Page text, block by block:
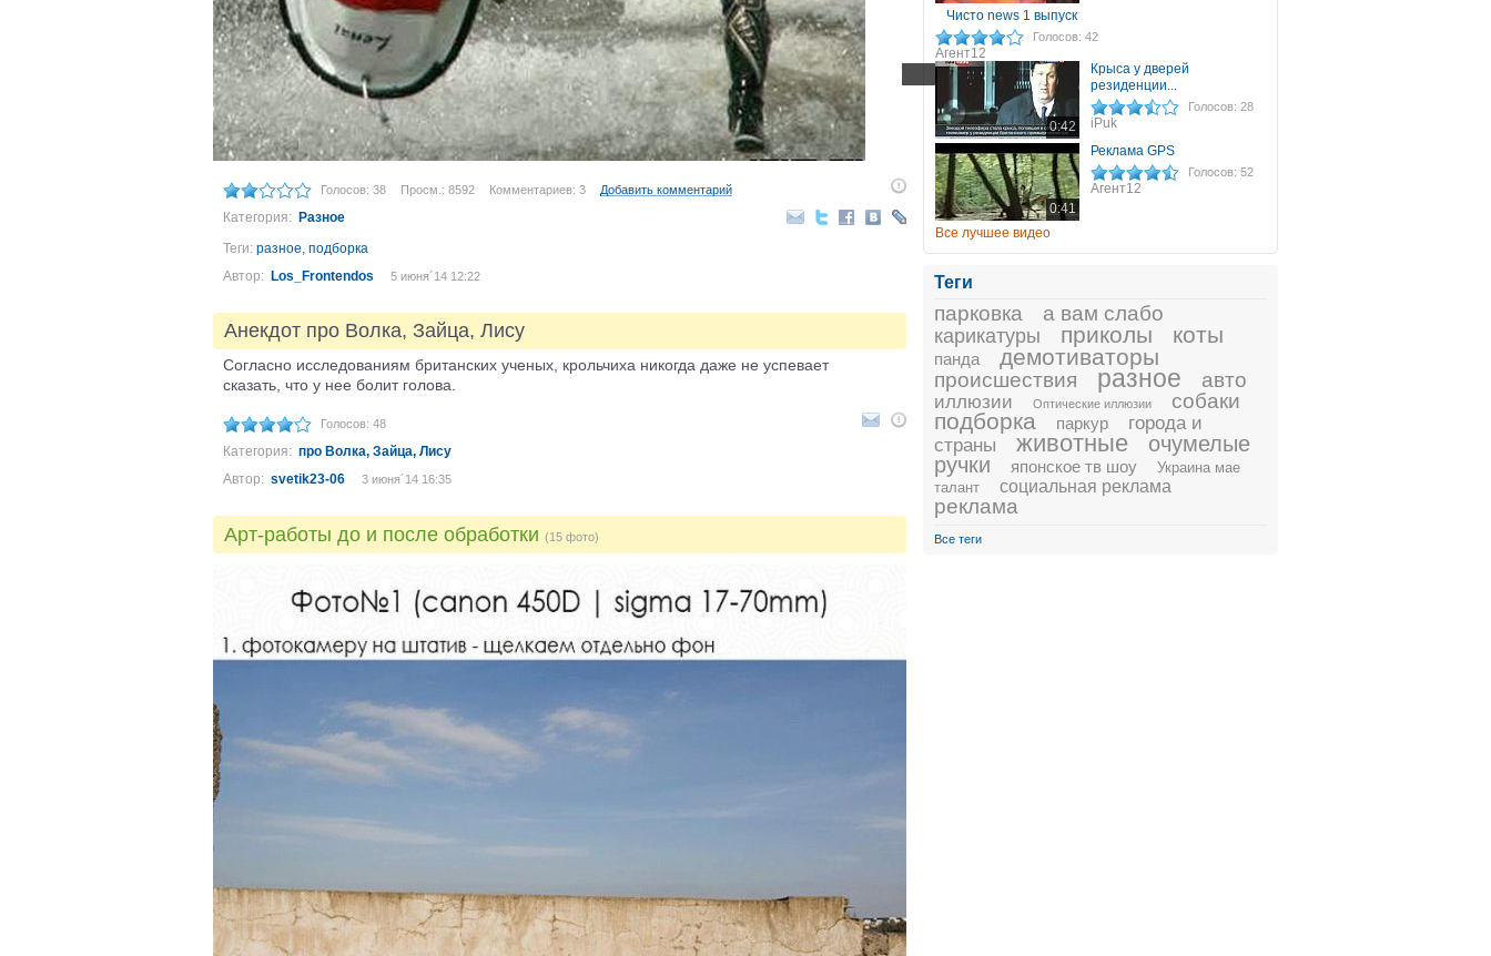
Голосов: 38 Просм.: 8592 Комментариев: 3 Добавить комментарий
Категория: Разное
Теги: разное, подборка
Автор: Los_Frontendos 5 июня´14 12:22
Анекдот про Волка, Зайца, Лису
Согласно исследованиям британских ученых, крольчиха никогда даже не успевает
сказать, что у нее болит голова.
Голосов: 48
Категория: про Волка, Зайца, Лису
Автор: svetik23-06 3 июня´14 16:35
Арт-работы до и после обработки (15 фото)
Чисто news 1 выпуск
Голосов: 42
Агент12
0:42
Крыса у дверей
резиденции...
Голосов: 28
iPuk
0:41
Реклама GPS
Голосов: 52
Агент12
Все лучшее видео
Теги
парковка а вам слабо
карикатуры приколы коты
панда демотиваторы
происшествия разное авто
иллюзии Оптические иллюзии собаки
подборка паркур
города и
страны
животные
очумелые
ручки
японское тв шоу
Украина мае
талант
социальная реклама
реклама
Все теги